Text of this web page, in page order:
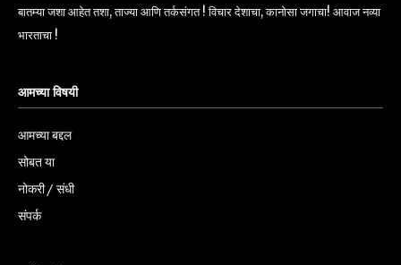
बातम्या जशा आहेत तशा, ताज्या आणि तर्कसंगत ! विचार देशाचा, कानोसा जगाचा! आवाज नव्या
भारताचा !
आमच्या विषयी
आमच्या बद्दल
सोबत या
नोकरी / संधी
संपर्क